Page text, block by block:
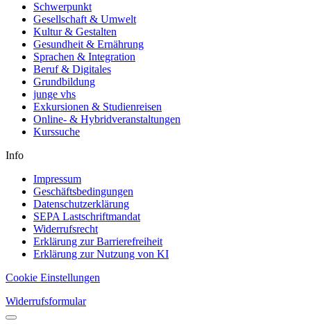
Schwerpunkt
Gesellschaft & Umwelt
Kultur & Gestalten
Gesundheit & Ernährung
Sprachen & Integration
Beruf & Digitales
Grundbildung
junge vhs
Exkursionen & Studienreisen
Online- & Hybridveranstaltungen
Kurssuche
Info
Impressum
Geschäftsbedingungen
Datenschutzerklärung
SEPA Lastschriftmandat
Widerrufsrecht
Erklärung zur Barrierefreiheit
Erklärung zur Nutzung von KI
Cookie Einstellungen
Widerrufsformular